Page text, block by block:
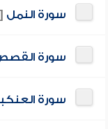
سورة النمل
سورة
سورة